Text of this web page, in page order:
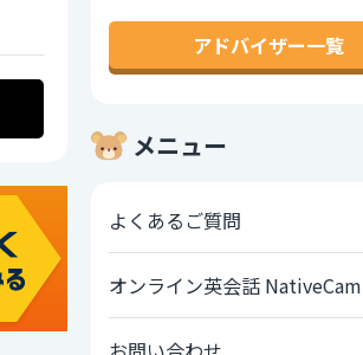
アドバイザー一覧
メニュー
よくあるご質問
オンライン英会話